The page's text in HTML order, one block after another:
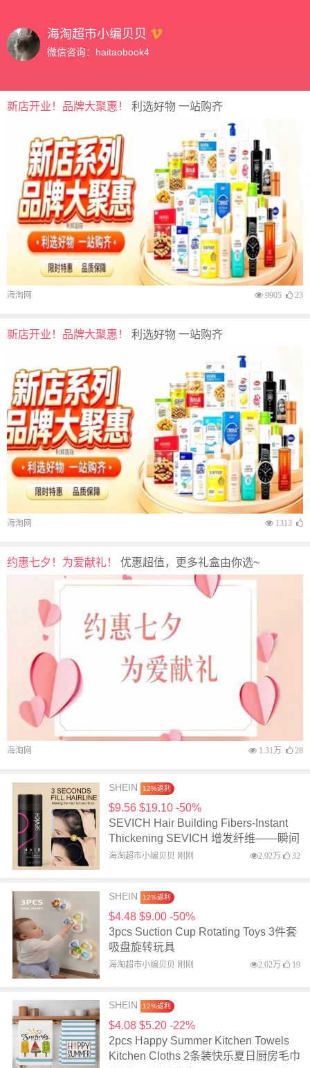
海淘超市小编贝贝
微信咨询：haitaobook4
新店开业！品牌大聚惠！ 利选好物 一站购齐
海淘网 9905 23
新店开业！品牌大聚惠！ 利选好物 一站购齐
海淘网 1313
约惠七夕！为爱献礼！ 优惠超值，更多礼盒由你选~
海淘网 1.31万 28
SHEIN 12%返利
$9.56 $19.10 -50%
SEVICH Hair Building Fibers-Instant
Thickening SEVICH 增发纤维——瞬间
增厚发丝
海淘超市小编贝贝 刚刚 2.92万 32
SHEIN 12%返利
$4.48 $9.00 -50%
3pcs Suction Cup Rotating Toys 3件套
吸盘旋转玩具
海淘超市小编贝贝 刚刚 2.02万 19
SHEIN 12%返利
$4.08 $5.20 -22%
2pcs Happy Summer Kitchen Towels
Kitchen Cloths 2条装快乐夏日厨房毛巾